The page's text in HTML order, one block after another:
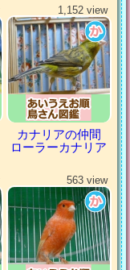
1,152 view
カナリアの仲間
ローラーカナリア
563 view